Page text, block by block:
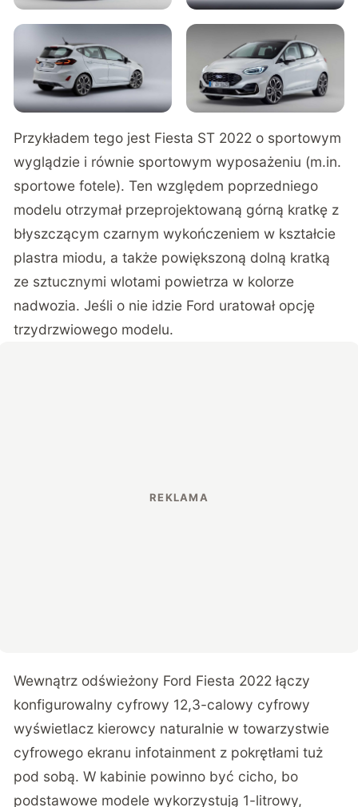
Przykładem tego jest Fiesta ST 2022 o sportowym
wyglądzie i równie sportowym wyposażeniu (m.in.
sportowe fotele). Ten względem poprzedniego
modelu otrzymał przeprojektowaną górną kratkę z
błyszczącym czarnym wykończeniem w kształcie
plastra miodu, a także powiększoną dolną kratką
ze sztucznymi wlotami powietrza w kolorze
nadwozia. Jeśli o nie idzie Ford uratował opcję
trzydrzwiowego modelu.
Wewnątrz odświeżony Ford Fiesta 2022 łączy
konfigurowalny cyfrowy 12,3-calowy cyfrowy
wyświetlacz kierowcy naturalnie w towarzystwie
cyfrowego ekranu infotainment z pokrętłami tuż
pod sobą. W kabinie powinno być cicho, bo
podstawowe modele wykorzystują 1-litrowy,